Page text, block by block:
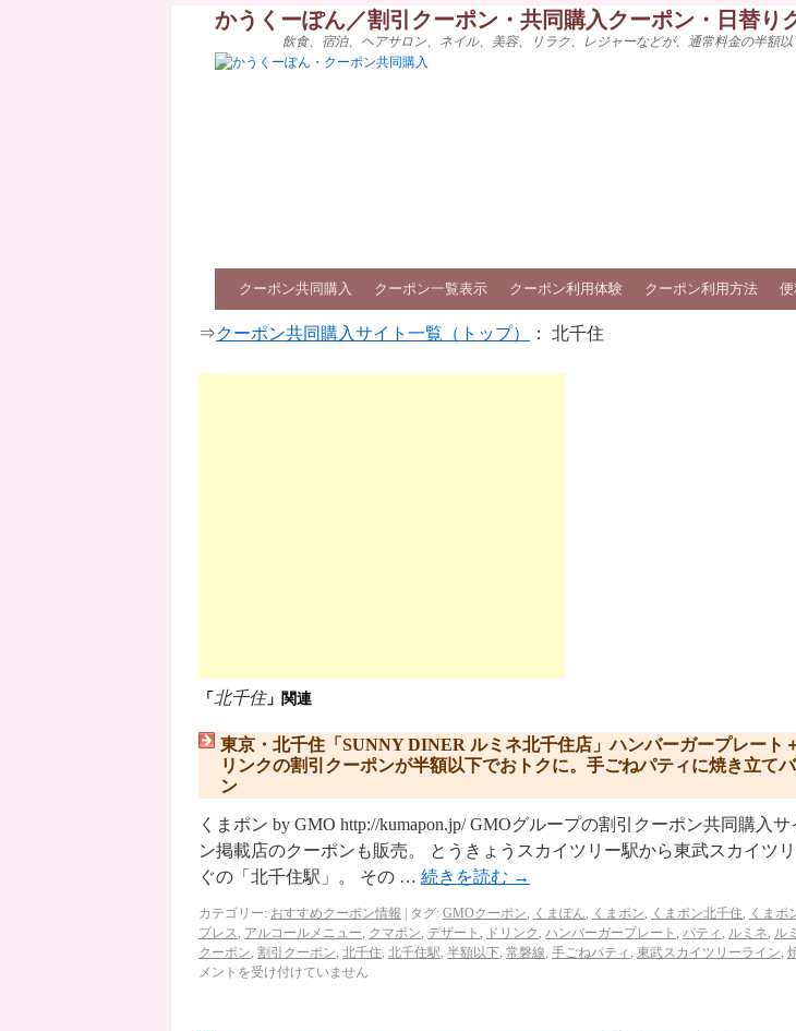
かうくーぽん／割引クーポン・共同購入クーポン・日替り
飲食、宿泊、ヘアサロン、ネイル、美容、リラク、レジャーなどが、通常料金の半額
クーポン共同購入 クーポン一覧表示 クーポン利用体験 クーポン利用方法 便
⇒クーポン共同購入サイト一覧（トップ） ： 北千住
「 北千住」関連
東京・北千住「SUNNY DINER ルミネ北千住店」ハンバーガープレート
リンクの割引クーポンが半額以下でおトクに。手ごねパティに焼き立て
ン
くまポン by GMO http://kumapon.jp/ GMOグループの割引クーポン共同購入
ン掲載店のクーポンも販売。 とうきょうスカイツリー駅から東武スカイツ
ぐの「北千住駅」。 その … 続きを読む →
カテゴリー: おすすめクーポン情報 タグ: GMOクーポン, くまぽん, くまポン, くまポン北千住, くまポ
プレス, アルコールメニュー, クマポン, デザート , ドリンク , ハンバーガープレート , パティ , ルミネ, ル
クーポン, 割引クーポン, 北千住, 北千住駅, 半額以下, 常磐線, 手ごねパティ , 東武スカイツリーライン,
メントを受け付けていません